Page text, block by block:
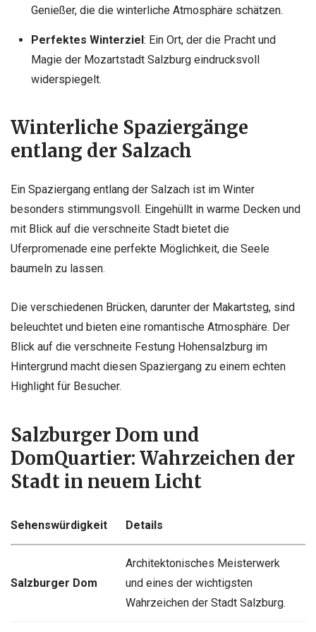
Genießer, die die winterliche Atmosphäre schätzen.
Perfektes Winterziel: Ein Ort, der die Pracht und
Magie der Mozartstadt Salzburg eindrucksvoll
widerspiegelt.
Winterliche Spaziergänge
entlang der Salzach
Ein Spaziergang entlang der Salzach ist im Winter
besonders stimmungsvoll. Eingehüllt in warme Decken und
mit Blick auf die verschneite Stadt bietet die
Uferpromenade eine perfekte Möglichkeit, die Seele
baumeln zu lassen.
Die verschiedenen Brücken, darunter der Makartsteg, sind
beleuchtet und bieten eine romantische Atmosphäre. Der
Blick auf die verschneite Festung Hohensalzburg im
Hintergrund macht diesen Spaziergang zu einem echten
Highlight für Besucher.
Salzburger Dom und
DomQuartier: Wahrzeichen der
Stadt in neuem Licht
Sehenswürdigkeit Details
Salzburger Dom
Architektonisches Meisterwerk
und eines der wichtigsten
Wahrzeichen der Stadt Salzburg.